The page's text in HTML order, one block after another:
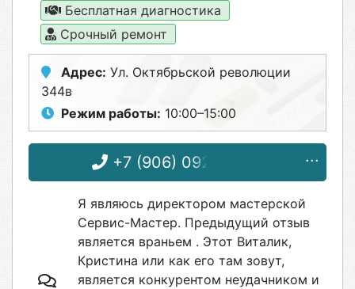
Бесплатная диагностика
Срочный ремонт
Адрес: Ул. Октябрьской революции
344в
Режим работы: 10:00–15:00
+7 (906) 092-62-52
Я являюсь директором мастерской
Сервис-Мастер. Предыдущий отзыв
является враньем . Этот Виталик,
Кристина или как его там зовут,
является конкурентом неудачником и